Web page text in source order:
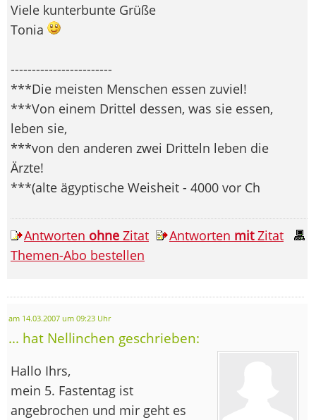
Viele kunterbunte Grüße
Tonia
------------------------
***Die meisten Menschen essen zuviel!
***Von einem Drittel dessen, was sie essen,
leben sie,
***von den anderen zwei Dritteln leben die
Ärzte!
***(alte ägyptische Weisheit - 4000 vor Ch
Antworten ohne Zitat Antworten mitZitat
Themen-Abo bestellen
am 14.03.2007 um 09:23 Uhr
... hat Nellinchen geschrieben:
Hallo Ihrs,
mein 5. Fastentag ist
angebrochen und mir geht es